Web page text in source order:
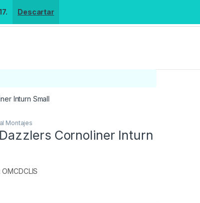
Descartar
Inturn Small
Montajes
Cornoliner Inturn
OMCDCLIS